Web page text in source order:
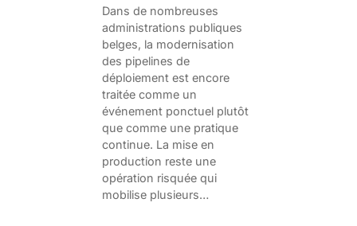
Dans de nombreuses
administrations publiques
belges, la modernisation
des pipelines de
déploiement est encore
traitée comme un
événement ponctuel plutôt
que comme une pratique
continue. La mise en
production reste une
opération risquée qui
mobilise plusieurs…